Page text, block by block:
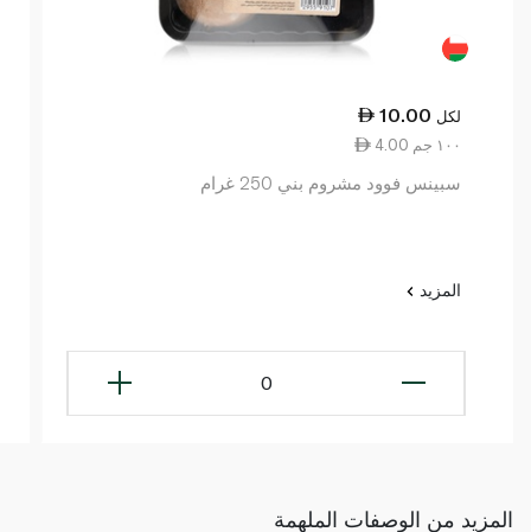
10.00 لكل
4.00 ١٠٠ جم
سبينس فوود مشروم بني 250 غرام
المزيد
0
المزيد من الوصفات الملهمة